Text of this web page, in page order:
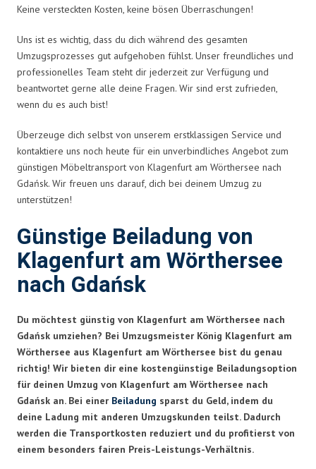
Keine versteckten Kosten, keine bösen Überraschungen!
Uns ist es wichtig, dass du dich während des gesamten
Umzugsprozesses gut aufgehoben fühlst. Unser freundliches und
professionelles Team steht dir jederzeit zur Verfügung und
beantwortet gerne alle deine Fragen. Wir sind erst zufrieden,
wenn du es auch bist!
Überzeuge dich selbst von unserem erstklassigen Service und
kontaktiere uns noch heute für ein unverbindliches Angebot zum
günstigen Möbeltransport von Klagenfurt am Wörthersee nach
Gdańsk. Wir freuen uns darauf, dich bei deinem Umzug zu
unterstützen!
Günstige Beiladung von
Klagenfurt am Wörthersee
nach Gdańsk
Du möchtest günstig von Klagenfurt am Wörthersee nach
Gdańsk umziehen? Bei Umzugsmeister König Klagenfurt am
Wörthersee aus Klagenfurt am Wörthersee bist du genau
richtig! Wir bieten dir eine kostengünstige Beiladungsoption
für deinen Umzug von Klagenfurt am Wörthersee nach
Gdańsk an. Bei einer Beiladung sparst du Geld, indem du
deine Ladung mit anderen Umzugskunden teilst. Dadurch
werden die Transportkosten reduziert und du profitierst von
einem besonders fairen Preis-Leistungs-Verhältnis.